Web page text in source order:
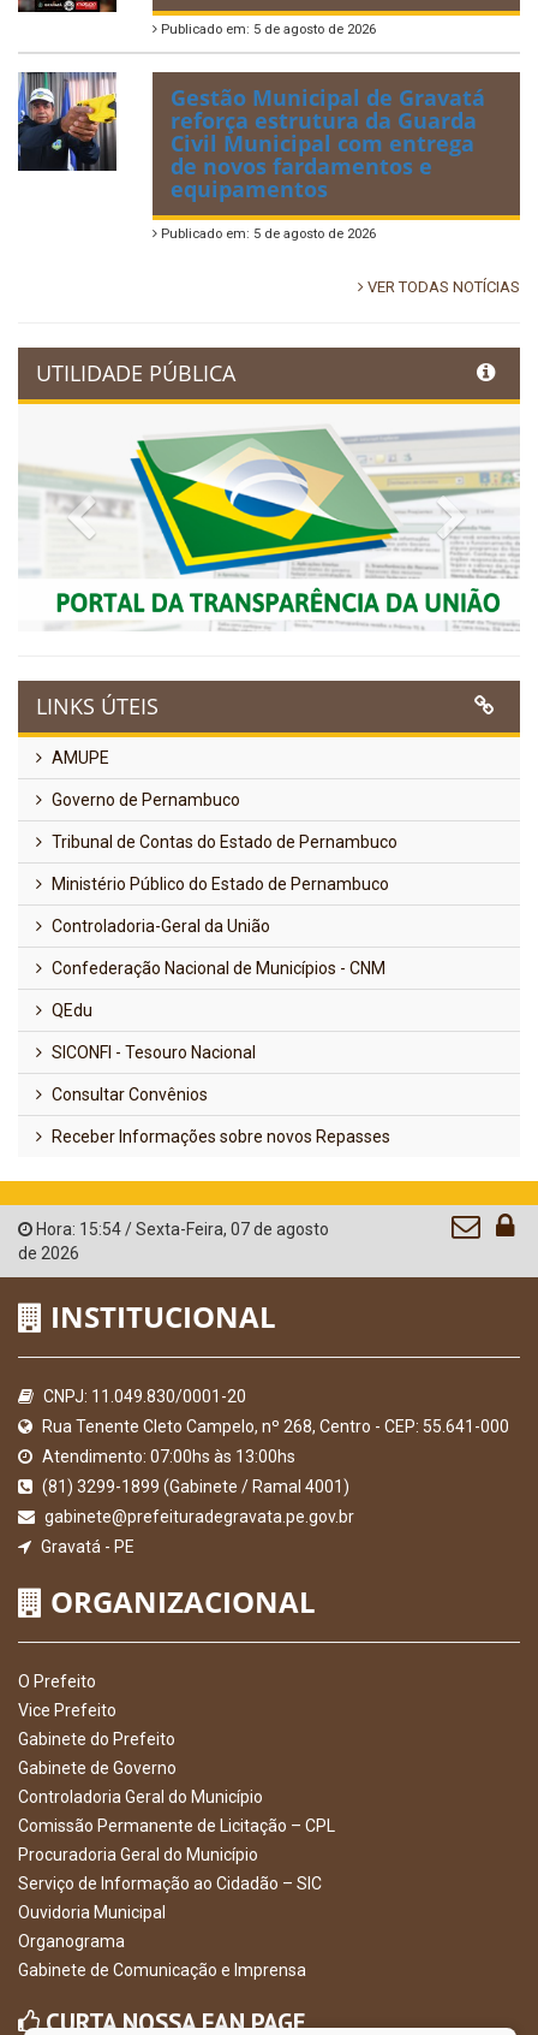
Publicado em: 5 de agosto de 2026
Gestão Municipal de Gravatá
reforça estrutura da Guarda
Civil Municipal com entrega
de novos fardamentos e
equipamentos
Publicado em: 5 de agosto de 2026
VER TODAS NOTÍCIAS
UTILIDADE PÚBLICA
Previous Next
LINKS ÚTEIS
AMUPE
Governo de Pernambuco
Tribunal de Contas do Estado de Pernambuco
Ministério Público do Estado de Pernambuco
Controladoria-Geral da União
Confederação Nacional de Municípios - CNM
QEdu
SICONFI - Tesouro Nacional
Consultar Convênios
Receber Informações sobre novos Repasses
Hora: 15:54/Sexta-Feira, 07 de agosto
de 2026
INSTITUCIONAL
CNPJ: 11.049.830/0001-20
Rua Tenente Cleto Campelo, nº 268, Centro - CEP: 55.641-000
Atendimento: 07:00hs às 13:00hs
(81) 3299-1899 (Gabinete / Ramal 4001)
gabinete@prefeituradegravata.pe.gov.br
Gravatá - PE
ORGANIZACIONAL
O Prefeito
Vice Prefeito
Gabinete do Prefeito
Gabinete de Governo
Controladoria Geral do Município
Comissão Permanente de Licitação – CPL
Procuradoria Geral do Município
Serviço de Informação ao Cidadão – SIC
Ouvidoria Municipal
Organograma
Gabinete de Comunicação e Imprensa
CURTA NOSSA FAN PAGE